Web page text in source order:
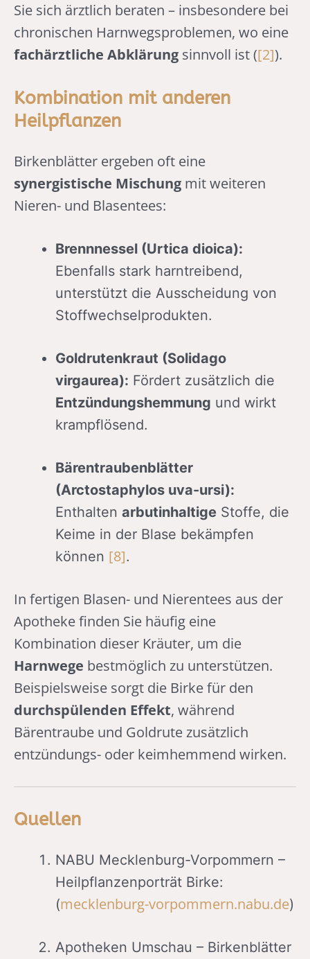
Sie sich ärztlich beraten – insbesondere bei
chronischen Harnwegsproblemen, wo eine
fachärztliche Abklärung sinnvoll ist ([2]).
Kombination mit anderen
Heilpflanzen
Birkenblätter ergeben oft eine
synergistische Mischung mit weiteren
Nieren- und Blasentees:
Brennnessel (Urtica dioica):
Ebenfalls stark harntreibend,
unterstützt die Ausscheidung von
Stoffwechselprodukten.
Goldrutenkraut (Solidago
virgaurea): Fördert zusätzlich die
Entzündungshemmung und wirkt
krampflösend.
Bärentraubenblätter
(Arctostaphylos uva-ursi):
Enthalten arbutinhaltige Stoffe, die
Keime in der Blase bekämpfen
können [8].
In fertigen Blasen- und Nierentees aus der
Apotheke finden Sie häufig eine
Kombination dieser Kräuter, um die
Harnwege bestmöglich zu unterstützen.
Beispielsweise sorgt die Birke für den
durchspülenden Effekt, während
Bärentraube und Goldrute zusätzlich
entzündungs- oder keimhemmend wirken.
Quellen
NABU Mecklenburg-Vorpommern –
Heilpflanzenporträt Birke:
(mecklenburg-vorpommern.nabu.de)
Apotheken Umschau – Birkenblätter